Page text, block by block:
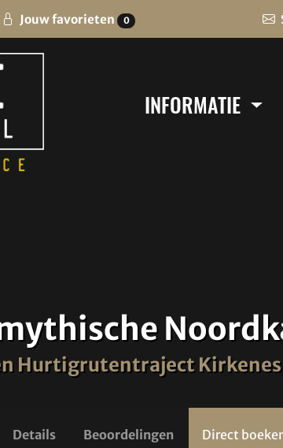
Jouw favorieten 0
INFORMATIE
Hurtigrutentraject
Details Beoordelingen Direct